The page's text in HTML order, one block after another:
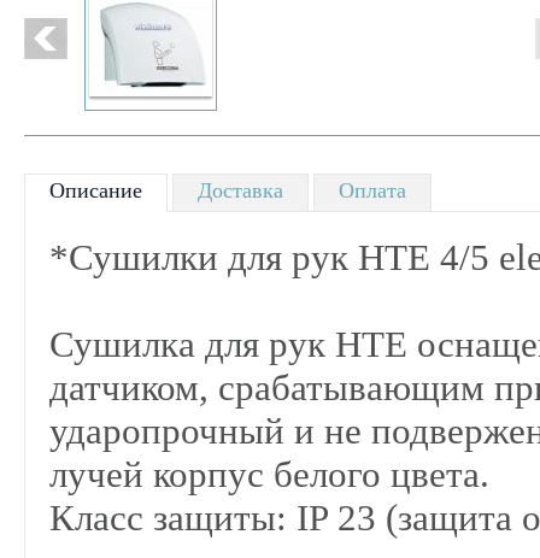
Описание Доставка Оплата
*Сушилки для рук НТЕ 4/5
Сушилка для рук НТЕ
датчиком, срабатывающим
ударопрочный и не
лучей корпус белого цвета.
Класс защиты: IP 23 (защита